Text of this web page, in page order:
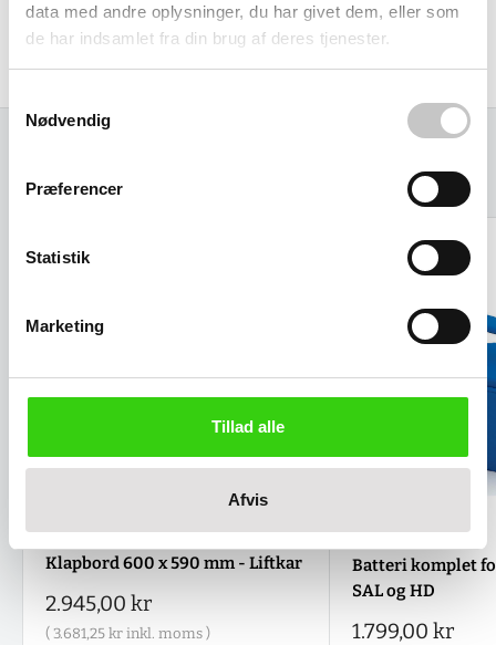
data med andre oplysninger, du har givet dem, eller som
de har indsamlet fra din brug af deres tjenester.
Nødvendig
Præferencer
Statistik
Marketing
Tillad alle
Afvis
HURTIG LEVERING
Denne vare forlader indenfor kun 48 timer vores fabrik.
Relaterede varer
Klapbord 600 x 590 mm - Liftkar
Salgspris
2.945,00 kr
( 3.681,25 kr inkl. moms )
Batteri komplet
SAL og HD
Salgspris
1.799,00 kr